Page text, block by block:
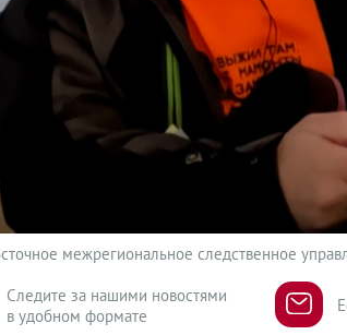
межрегиональное следственное
Следите за нашими новостями
в удобном формате